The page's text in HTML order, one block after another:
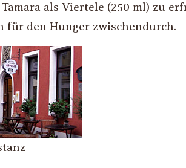
als Viertele (250 ml) zu
für den Hunger zwischendurch.